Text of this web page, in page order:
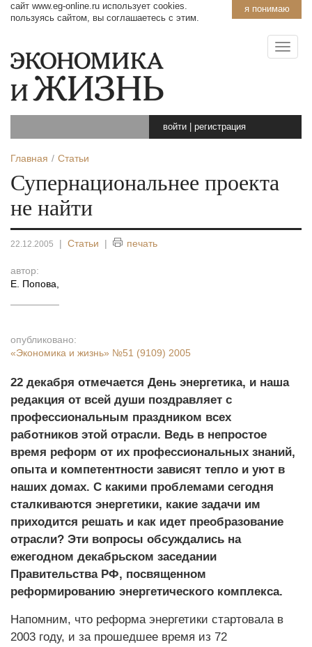
я понимаю
сайт www.eg-online.ru использует cookies.
пользуясь сайтом, вы соглашаетесь с этим.
войти регистрация
Главная Статьи
Супернациональнее проекта
не найти
22.12.2005 | Статьи | печать
автор:
Е. Попова
опубликовано:
«Экономика и жизнь» №51 (9109) 2005
22 декабря отмечается День энергетика, и наша
редакция от всей души поздравляет с
профессиональным праздником всех
работников этой отрасли. Ведь в непростое
время реформ от их профессиональных знаний,
опыта и компетентности зависят тепло и уют в
наших домах. С какими проблемами сегодня
сталкиваются энергетики, какие задачи им
приходится решать и как идет преобразование
отрасли? Эти вопросы обсуждались на
ежегодном декабрьском заседании
Правительства РФ, посвященном
реформированию энергетического комплекса.
Напомним, что реформа энергетики стартовала в
2003 году, и за прошедшее время из 72